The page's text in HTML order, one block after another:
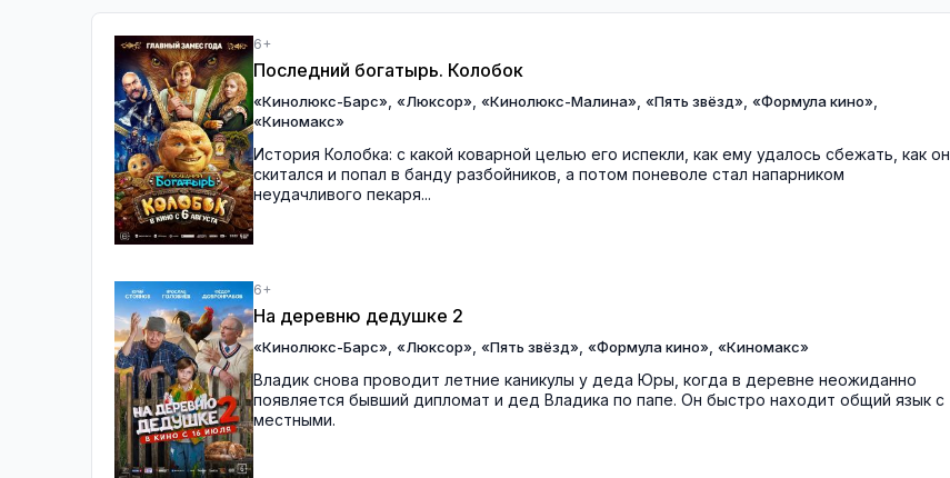
6+
Последний богатырь. Колобок
«Кинолюкс-Барс» «Люксор» «Кинолюкс-Малина» «Пять звёзд» «Формула кино»
«Киномакс»
История Колобка: с какой коварной целью его испекли, как ему удалось сбежать, как он
скитался и попал в банду разбойников, а потом поневоле стал напарником
неудачливого пекаря...
6+
На деревню дедушке 2
«Кинолюкс-Барс» «Люксор» «Пять звёзд» «Формула кино» «Киномакс»
Владик снова проводит летние каникулы у деда Юры, когда в деревне неожиданно
появляется бывший дипломат и дед Владика по папе. Он быстро находит общий язык с
местными.